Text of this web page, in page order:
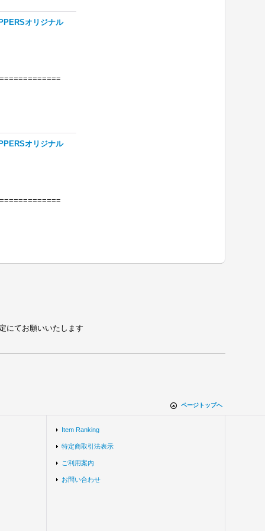
オリジナル
オリジナル
にてお願いいたします
ページトップへ
Item Ranking
特定商取引法表示
ご利用案内
お問い合わせ